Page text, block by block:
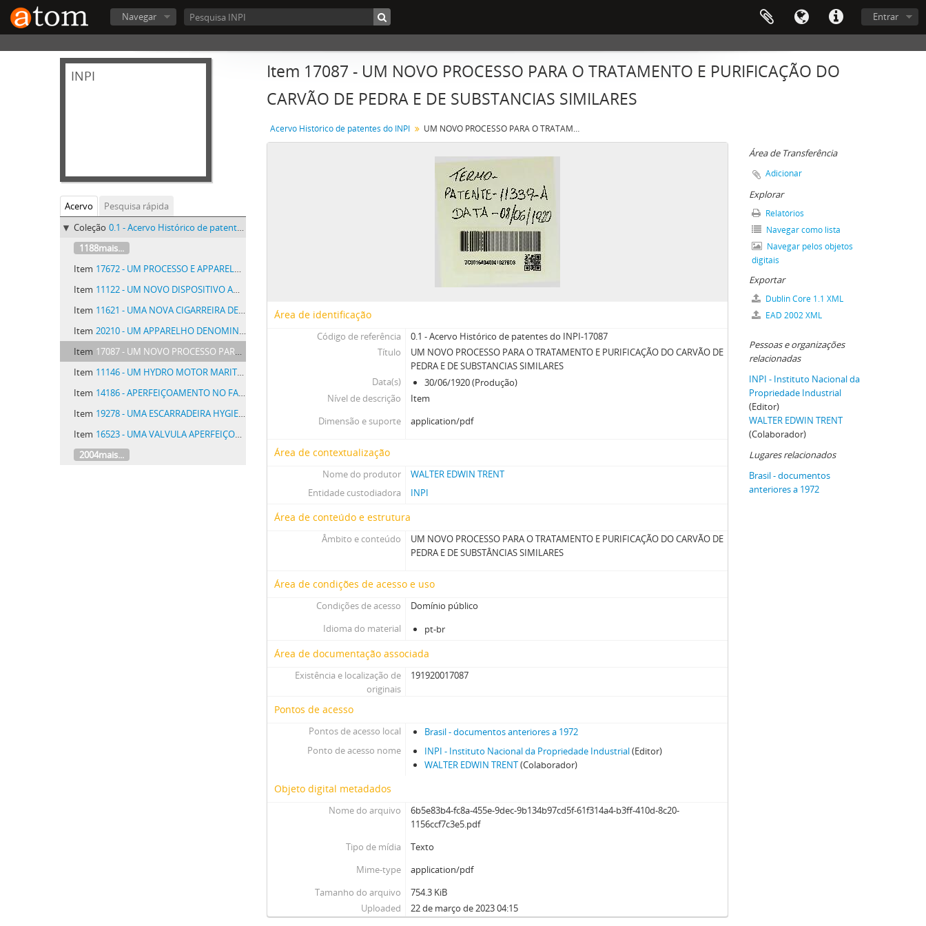
Entrar
Navegar
INPI
Acervo
Pesquisa rápida
Coleção 0.1 - Acervo Histórico de patentes do INPI - Acervo Histórico de patentes do INPI
1188mais...
Item 17672 - UM PROCESSO E APPARELHO PARA RECOMPOSIÇÃO ELLECTROLYTICA DE CHLORURETO DE MAGNESIO ANHYDRO E PRODUCÇÃO DE MAGNESIO E CHLORO
Item 11122 - UM NOVO DISPOSITIVO ANNUNCIADOR, DENOMINADO QUADRO ANNUNCIADOR TELEPHONICO
Item 11621 - UMA NOVA CIGARREIRA DE ALUMINIO OU OUTRO METAL
Item 20210 - UM APPARELHO DENOMINADO TORNEIRA DYNAMO DESTINADO AO ESGOTO E VASAMENTO AUTOMATICOS E A QUALQUER DISTANCIA, DE LIQUIDOS
Item 17087 - UM NOVO PROCESSO PARA O TRATAMENTO E PURIFICAÇÃO DO CARVÃO DE PEDRA E DE SUBSTANCIAS SIMILARES
Item 11146 - UM HYDRO MOTOR MARITIMO
Item 14186 - APERFEIÇOAMENTO NO FABRICO DE UM GAZ DE LENHA DENOMINADO GAZ ECONOMICO METON
Item 19278 - UMA ESCARRADEIRA HYGIENICA E AUTOMATICA
Item 16523 - UMA VALVULA APERFEIÇOADA DE ESCAPAMENTO OU ADMISSÃO DE AR
2004mais...
Item 17087 - UM NOVO PROCESSO PARA O TRATAMENTO E PURIFICAÇÃO DO
CARVÃO DE PEDRA E DE SUBSTANCIAS SIMILARES
Acervo Histórico de patentes do INPI UM NOVO PROCESSO PARA O TRATAMENTO E PURIFICAÇÃO DO CARVÃO DE PEDRA E DE SUBSTANCIAS SIMILARES
Área de identificação
Código de referência
0.1 - Acervo Histórico de patentes do INPI-17087
Título
UM NOVO PROCESSO PARA O TRATAMENTO E PURIFICAÇÃO DO CARVÃO DE
PEDRA E DE SUBSTANCIAS SIMILARES
Data(s)
30/06/1920 (Produção)
Nível de descrição
Item
Dimensão e suporte
application/pdf
Área de contextualização
Nome do produtor
WALTER EDWIN TRENT
Entidade custodiadora
INPI
Área de conteúdo e estrutura
Âmbito e conteúdo
UM NOVO PROCESSO PARA O TRATAMENTO E PURIFICAÇÃO DO CARVÃO DE
PEDRA E DE SUBSTÂNCIAS SIMILARES
Área de condições de acesso e uso
Condições de acesso
Domínio público
Idioma do material
pt-br
Área de documentação associada
Existência e localização de
originais
191920017087
Pontos de acesso
Pontos de acesso local
Brasil - documentos anteriores a 1972
Ponto de acesso nome
INPI - Instituto Nacional da Propriedade Industrial(Editor)
WALTER EDWIN TRENT(Colaborador)
Objeto digital metadados
Nome do arquivo
6b5e83b4-fc8a-455e-9dec-9b134b97cd5f-61f314a4-b3ff-410d-8c20-
1156ccf7c3e5.pdf
Tipo de mídia
Texto
Mime-type
application/pdf
Tamanho do arquivo
754.3 KiB
Uploaded
22 de março de 2023 04:15
Área de Transferência
Adicionar
Explorar
Relatórios
Navegar como lista
Navegar pelos objetos
digitais
Exportar
Dublin Core 1.1 XML
EAD 2002 XML
Pessoas e organizações
relacionadas
INPI - Instituto Nacional da
Propriedade Industrial
(Editor)
WALTER EDWIN TRENT
(Colaborador)
Lugares relacionados
Brasil - documentos
anteriores a 1972